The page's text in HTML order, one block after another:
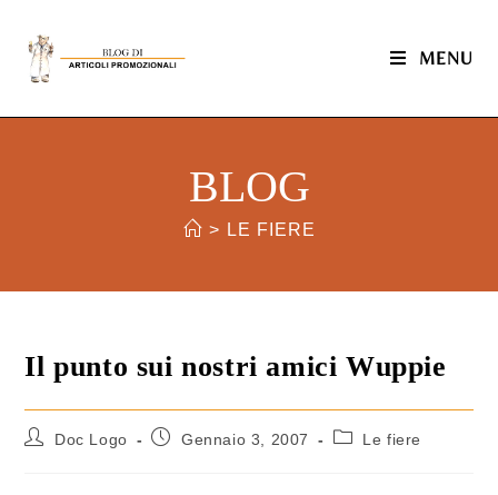
MENU
BLOG
> LE FIERE
Il punto sui nostri amici Wuppie
Doc Logo Gennaio 3, 2007 Le fiere